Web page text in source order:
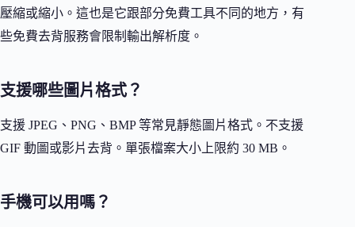
壓縮或縮小。這也是它跟部分免費工具不同的地方，有
些免費去背服務會限制輸出解析度。
支援哪些圖片格式？
支援 JPEG、PNG、BMP 等常見靜態圖片格式。不支援
GIF 動圖或影片去背。單張檔案大小上限約 30 MB。
手機可以用嗎？